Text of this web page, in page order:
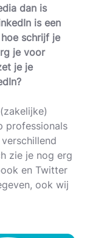
dan is
is een
schrijf je
je voor
je je
professionals
zie je nog erg
en Twitter
ook wij